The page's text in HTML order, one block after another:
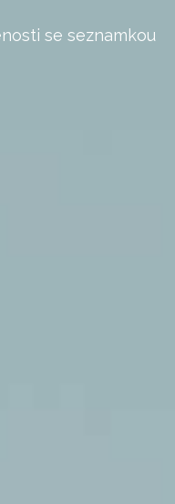
se seznamkou